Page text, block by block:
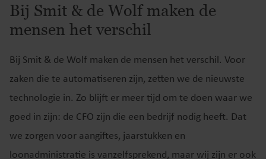
Bij Smit & de Wolf maken de
mensen het verschil
Bij Smit & de Wolf maken de mensen het verschil. Voor
zaken die te automatiseren zijn, zetten we de nieuwste
technologie in. Zo blijft er meer tijd om te doen waar we
goed in zijn: de CFO zijn die een bedrijf nodig heeft. Dat
we zorgen voor aangiftes, jaarstukken en
loonadministratie is vanzelfsprekend, maar wij zijn er ook